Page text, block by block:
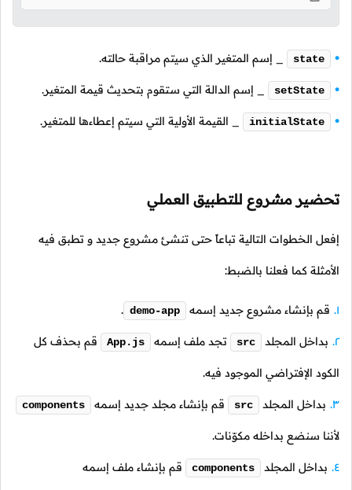
state _ إسم المتغير الذي سيتم مراقبة حالته.
setState _ إسم الدالة التي ستقوم بتحديث قيمة المتغير.
initialState _ القيمة الأولية التي سيتم إعطاءها للمتغير.
تحضير مشروع للتطبيق العملي
إفعل الخطوات التالية تباعاً حتى تنشئ مشروع جديد و تطبق فيه
الأمثلة كما فعلنا بالضبط:
قم بإنشاء مشروع جديد إسمه demo-app
.
بداخل المجلد src تجد ملف إسمه App.js قم بحذف كل
الكود الإفتراضي الموجود فيه.
بداخل المجلد src قم بإنشاء مجلد جديد إسمه components
لأننا سنضع بداخله مكوّنات.
بداخل المجلد components قم بإنشاء ملف إسمه